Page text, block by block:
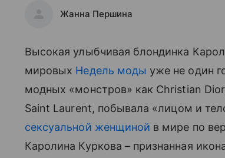
Жанна Першина
Высокая улыбчивая блондинка
мировых Недель моды уже не один
модных «монстров» как Christian
Saint Laurent, побывала «лицом и
сексуальной женщиной в мире по
Каролина Куркова – признанная